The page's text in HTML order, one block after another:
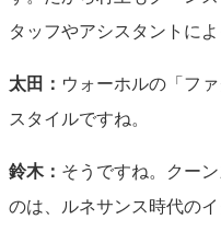
タッフやアシスタントに
太田： ウォーホルの「フ
スタイルですね。
鈴木： そうですね。クー
のは、ルネサンス時代の